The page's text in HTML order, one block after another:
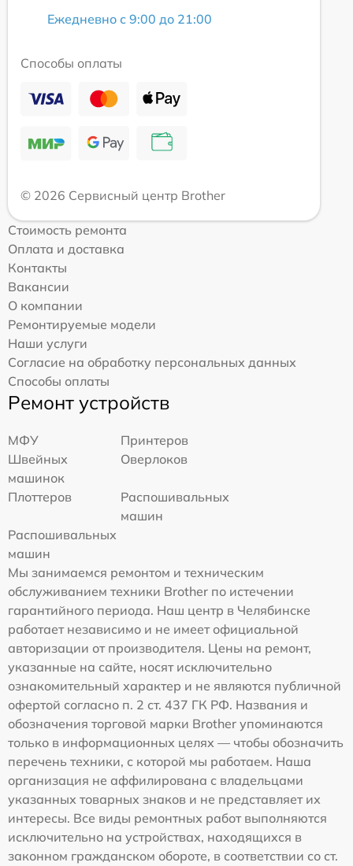
Ежедневно с 9:00 до 21:00
Способы оплаты
© 2026 Сервисный центр Brother
Стоимость ремонта
Оплата и доставка
Контакты
Вакансии
О компании
Ремонтируемые модели
Наши услуги
Согласие на обработку персональных данных
Способы оплаты
Ремонт устройств
МФУ
Принтеров
Швейных
машинок
Оверлоков
Плоттеров
Распошивальных
машин
Распошивальных
машин
Мы занимаемся ремонтом и техническим
обслуживанием техники Brother по истечении
гарантийного периода. Наш центр в Челябинске
работает независимо и не имеет официальной
авторизации от производителя. Цены на ремонт,
указанные на сайте, носят исключительно
ознакомительный характер и не являются публичной
офертой согласно п. 2 ст. 437 ГК РФ. Названия и
обозначения торговой марки Brother упоминаются
только в информационных целях — чтобы обозначить
перечень техники, с которой мы работаем. Наша
организация не аффилирована с владельцами
указанных товарных знаков и не представляет их
интересы. Все виды ремонтных работ выполняются
исключительно на устройствах, находящихся в
законном гражданском обороте, в соответствии со ст.